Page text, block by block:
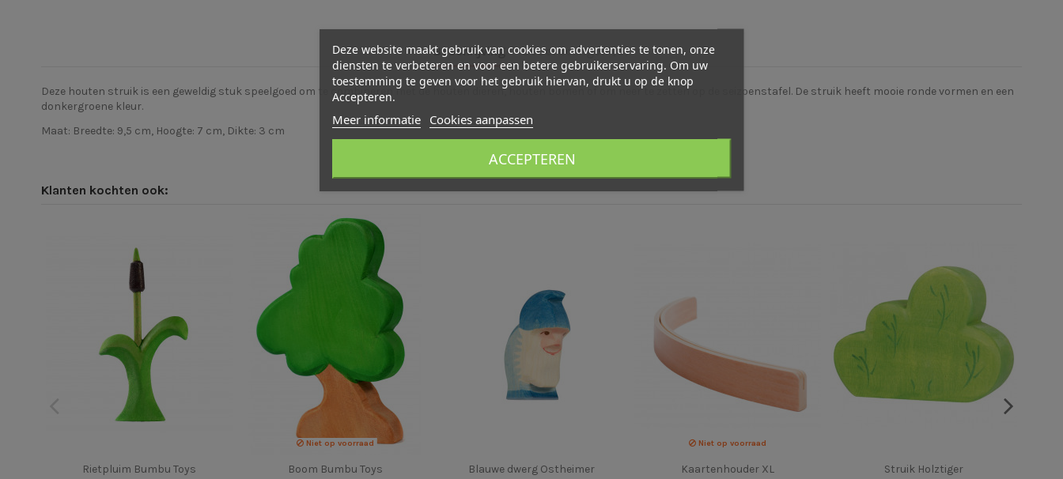
Beschrijving Beoordelingen (0)
Deze houten struik is een geweldig stuk speelgoed om te combineren met de houten dieren, houten bomen of om neer te zetten op de seizoenstafel. De struik heeft mooie ronde vormen en een
donkergroene kleur.
Maat: Breedte: 9,5 cm, Hoogte: 7 cm, Dikte: 3 cm
Klanten kochten ook:
Rietpluim Bumbu Toys
Niet op voorraad
Boom Bumbu Toys Blauwe dwerg Ostheimer
Niet op voorraad
Kaartenhouder XL Struik Holztiger
Deze website maakt gebruik van cookies om advertenties te tonen, onze
diensten te verbeteren en voor een betere gebruikerservaring. Om uw
toestemming te geven voor het gebruik hiervan, drukt u op de knop
Accepteren.
Meer informatie Cookies aanpassen
ACCEPTEREN